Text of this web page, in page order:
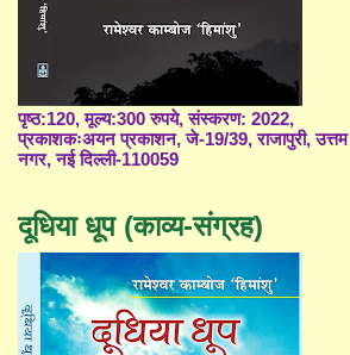
पृष्ठ:120, मूल्य:300 रुपये, संस्करण: 2022,
प्रकाशकःअयन प्रकाशन, जे-19/39, राजापुरी, उत्तम
नगर, नई दिल्ली-110059
दूधिया धूप (काव्य-संग्रह)